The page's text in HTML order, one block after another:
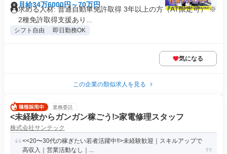
月給34万6000円～70万円
求める人材: 普通自動車免許取得 3年以上の方（AT限定可） ※
2種免許取得支援あり...
シフト自由 即日勤務OK
気になる
この企業の類似求人を見る
業務委託
<未経験からガンガン稼ごう!>家電修理スタッフ
株式会社サンテック
<<20〜30代の稼ぎたい若者活躍中!!>未経験歓迎｜スキルアップで
高収入｜営業活動なし｜...